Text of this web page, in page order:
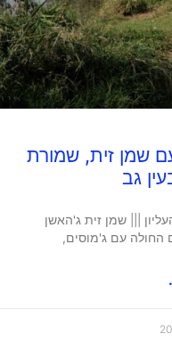
שמן זית, שמורת
גב
||| שמן זית ג'האשן
החולה עם ג'מוסים,